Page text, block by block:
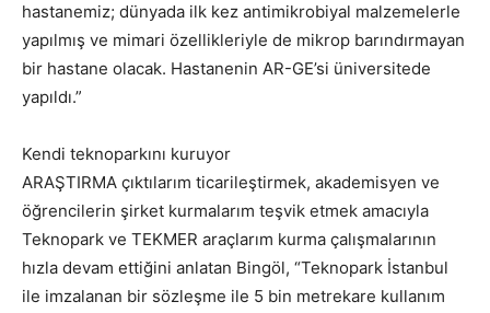
hastanemiz; dünyada ilk kez antimikrobiyal malzemelerle
yapılmış ve mimari özellikleriyle de mikrop barındırmayan
bir hastane olacak. Hastanenin AR-GE’si üniversitede
yapıldı.”
Kendi teknoparkını kuruyor
ARAŞTIRMA çıktılarım ticarileştirmek, akademisyen ve
öğrencilerin şirket kurmalarım teşvik etmek amacıyla
Teknopark ve TEKMER araçlarım kurma çalışmalarının
hızla devam ettiğini anlatan Bingöl, “Teknopark İstanbul
ile imzalanan bir sözleşme ile 5 bin metrekare kullanım